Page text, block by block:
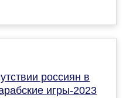
россиян в
игры-2023